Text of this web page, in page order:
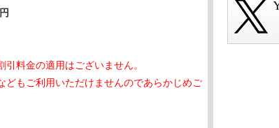
料金の適用はございません。
どもご利用いただけませんのであらかじめご